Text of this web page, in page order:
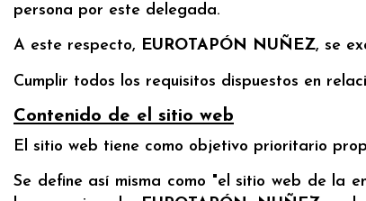
persona por este delegada.
A este respecto, EUROTAPÓN NUÑEZ, se
Cumplir todos los requisitos dispuestos en
Contenido de el sitio web
El sitio web tiene como objetivo prioritario
Se define así misma como "el sitio web de la